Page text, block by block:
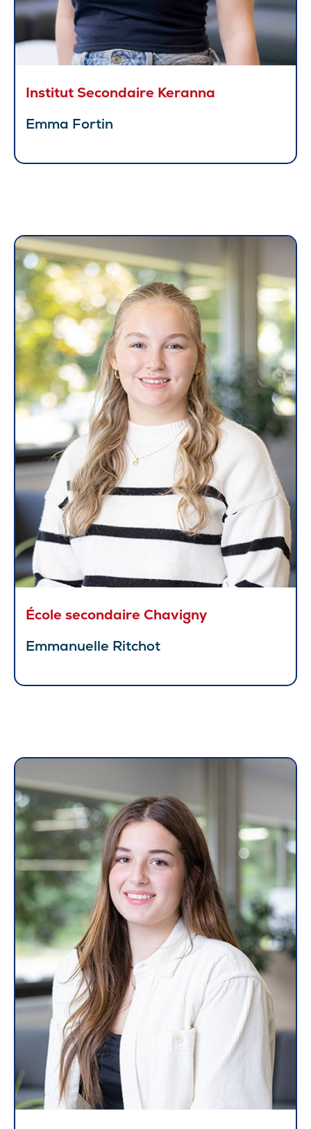
Institut Secondaire Keranna
Emma Fortin
École secondaire Chavigny
Emmanuelle Ritchot